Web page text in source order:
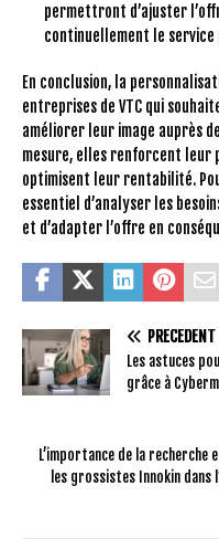
permettront d’ajuster
continuellement le service
En conclusion, la
entreprises de VTC qui
améliorer leur image auprès
mesure, elles renforcent leur
optimisent leur rentabilité.
essentiel d’analyser les
et d’adapter l’offre en
PRÉCÉDENT
Les astuces
grâce à
L’importance de la recherche
les grossistes Innokin